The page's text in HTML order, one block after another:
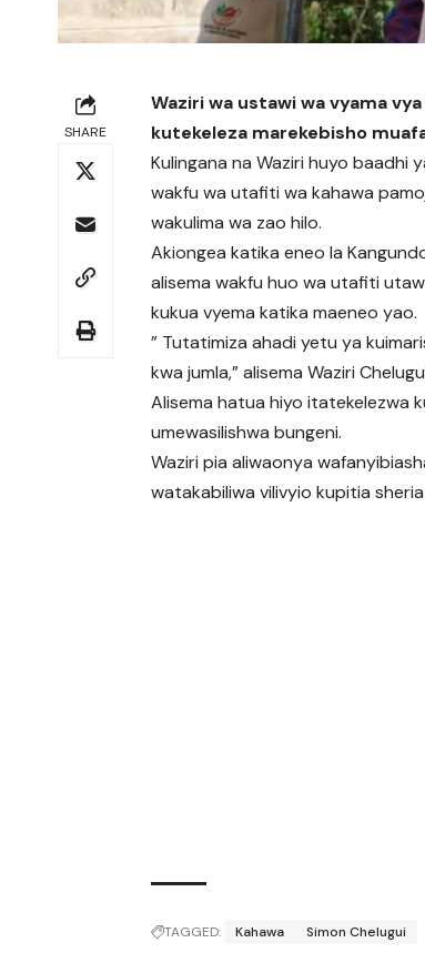
SHARE
Waziri wa ustawi wa vyama
kutekeleza marekebisho
Kulingana na Waziri huyo baadhi
wakfu wa utafiti wa kahawa
wakulima wa zao hilo.
Akiongea katika eneo la
alisema wakfu huo wa utafiti
kukua vyema katika maeneo yao.
” Tutatimiza ahadi yetu ya
kwa jumla,” alisema Waziri
Alisema hatua hiyo itatekelezwa
umewasilishwa bungeni.
Waziri pia aliwaonya
watakabiliwa vilivyio kupitia
TAGGED: Kahawa Simon Chelugui